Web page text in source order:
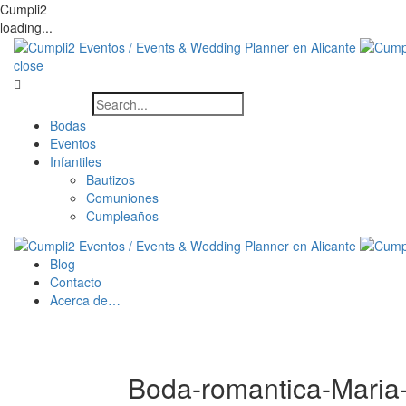
Cumpli2
loading...
close
Bodas
Eventos
Infantiles
Bautizos
Comuniones
Cumpleaños
Blog
Contacto
Acerca de…
Boda-romantica-